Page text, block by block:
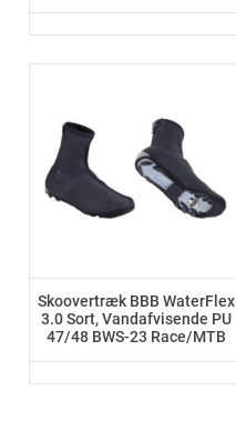
Skoovertræk BBB WaterFlex
3.0 Sort, Vandafvisende PU
47/48 BWS-23 Race/MTB